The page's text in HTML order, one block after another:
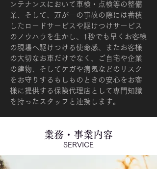
ンテナンスにおいて車検・点検等の整備
業、そして、万が一の事故の際には蓄積
したロードサービスや駆けつけサービス
のノウハウを生かし、1秒でも早くお客様
の現場へ駆けつける使命感、またお客様
の大切なお車だけでなく、ご自宅や企業
の建物、そしてケガや病気などのリスク
をお守りするもしものときの安心をお客
様に提供する保険代理店として専門知識
を持ったスタッフと連携します。
業務・事業内容
SERVICE